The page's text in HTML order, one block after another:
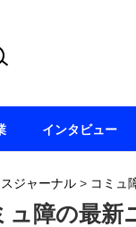
ジャーナル > コミュ
ュ障の最新
インタビュー